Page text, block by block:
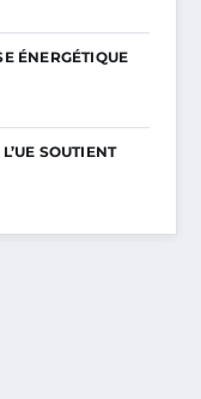
ÉNERGÉTIQUE
SOUTIENT